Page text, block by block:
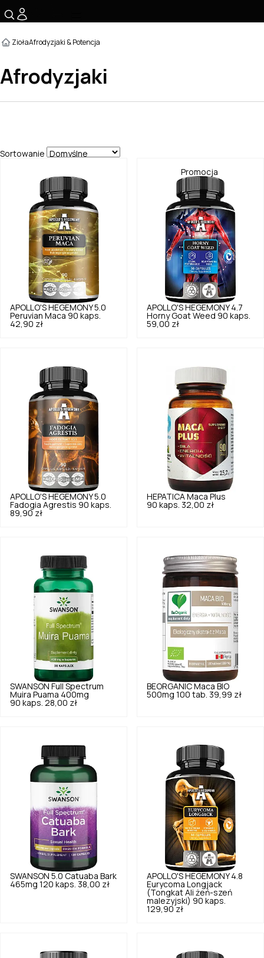
ZiołaAfrodyzjaki & Potencja
Afrodyzjaki
Sortowanie
APOLLO'S HEGEMONY 5.0
Peruvian Maca 90 kaps.
42,90 zł
Promocja
APOLLO'S HEGEMONY 4.7
Horny Goat Weed 90 kaps.
59,00 zł
APOLLO'S HEGEMONY 5.0
Fadogia Agrestis 90 kaps.
89,90 zł
HEPATICA Maca Plus
90 kaps. 32,00 zł
SWANSON Full Spectrum
Muira Puama 400mg
90 kaps. 28,00 zł
BEORGANIC Maca BIO
500mg 100 tab. 39,99 zł
SWANSON 5.0 Catuaba Bark
465mg 120 kaps. 38,00 zł
APOLLO'S HEGEMONY 4.8
Eurycoma Longjack
(Tongkat Ali żeń-szeń
malezyjski) 90 kaps.
129,90 zł